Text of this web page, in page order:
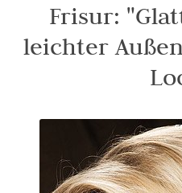
Frisur:
leichter